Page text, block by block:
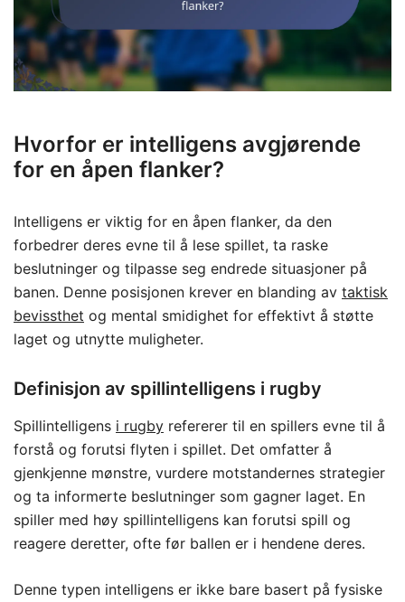
Hvorfor er intelligens avgjørende
for en åpen flanker?
Intelligens er viktig for en åpen flanker, da den
forbedrer deres evne til å lese spillet, ta raske
beslutninger og tilpasse seg endrede situasjoner på
banen. Denne posisjonen krever en blanding av taktisk
bevissthet og mental smidighet for effektivt å støtte
laget og utnytte muligheter.
Definisjon av spillintelligens i rugby
Spillintelligens i rugby refererer til en spillers evne til å
forstå og forutsi flyten i spillet. Det omfatter å
gjenkjenne mønstre, vurdere motstandernes strategier
og ta informerte beslutninger som gagner laget. En
spiller med høy spillintelligens kan forutsi spill og
reagere deretter, ofte før ballen er i hendene deres.
Denne typen intelligens er ikke bare basert på fysiske